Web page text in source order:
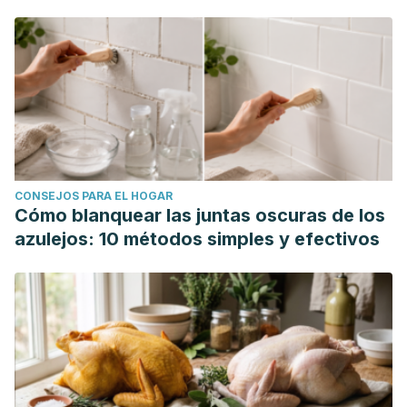
CONSEJOS PARA EL HOGAR
Cómo blanquear las juntas oscuras de los
azulejos: 10 métodos simples y efectivos